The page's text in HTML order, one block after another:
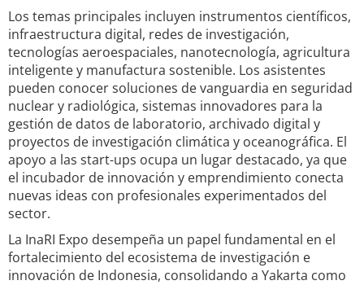
Los temas principales incluyen instrumentos científicos,
infraestructura digital, redes de investigación,
tecnologías aeroespaciales, nanotecnología, agricultura
inteligente y manufactura sostenible. Los asistentes
pueden conocer soluciones de vanguardia en seguridad
nuclear y radiológica, sistemas innovadores para la
gestión de datos de laboratorio, archivado digital y
proyectos de investigación climática y oceanográfica. El
apoyo a las start-ups ocupa un lugar destacado, ya que
el incubador de innovación y emprendimiento conecta
nuevas ideas con profesionales experimentados del
sector.
La InaRI Expo desempeña un papel fundamental en el
fortalecimiento del ecosistema de investigación e
innovación de Indonesia, consolidando a Yakarta como